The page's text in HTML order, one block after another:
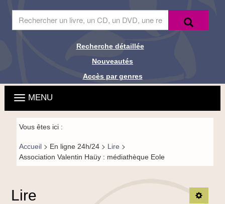
Page
Recherche
site
Recherche détaillée
Nouveautés
Accès par genres
Menu
principal
Ouvrir
la
navigation
Fil de
navigation-
FR
Vous êtes ici :
Accueil > En ligne 24h/24 > Lire >
Association Valentin Haüy : médiathèque Eole
Lire Ouvrir